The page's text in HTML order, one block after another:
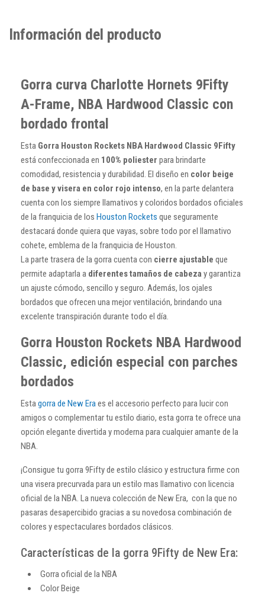
Información del producto
Gorra curva Charlotte Hornets 9Fifty
A-Frame, NBA Hardwood Classic con
bordado frontal
Esta Gorra Houston Rockets NBA Hardwood Classic 9Fifty
está confeccionada en 100% poliester para brindarte
comodidad, resistencia y durabilidad. El diseño en color beige
de base y visera en color rojo intenso, en la parte delantera
cuenta con los siempre llamativos y coloridos bordados oficiales
de la franquicia de los Houston Rockets que seguramente
destacará donde quiera que vayas, sobre todo por el llamativo
cohete, emblema de la franquicia de Houston.
La parte trasera de la gorra cuenta con cierre ajustable que
permite adaptarla a diferentes tamaños de cabezay garantiza
un ajuste cómodo, sencillo y seguro. Además, los ojales
bordados que ofrecen una mejor ventilación, brindando una
excelente transpiración durante todo el día.
Gorra Houston Rockets NBA Hardwood
Classic, edición especial con parches
bordados
Estagorra de New Eraes el accesorio perfecto para lucir con
amigos o complementar tu estilo diario, esta gorra te ofrece una
opción elegante divertida y moderna para cualquier amante de la
NBA.
¡Consigue tu gorra 9Fifty de estilo clásico y estructura firme con
una visera precurvada para un estilo mas llamativo con licencia
oficial de la NBA. La nueva colección de New Era, con la que no
pasaras desapercibido gracias a su novedosa combinación de
colores y espectaculares bordados clásicos.
Características de la gorra 9Fifty de New Era:
Gorra oficial de la NBA
Color Beige